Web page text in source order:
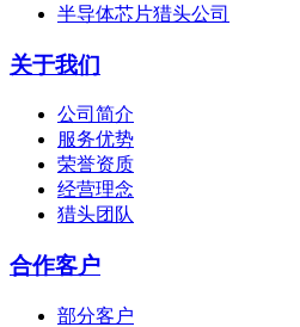
半导体芯片猎头公司
关于我们
公司简介
服务优势
荣誉资质
经营理念
猎头团队
合作客户
部分客户